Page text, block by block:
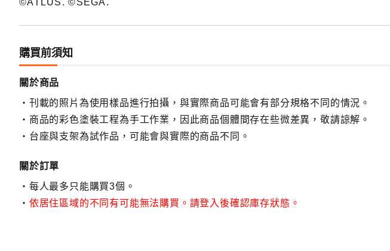
©ATLUS. ©SEGA.
購買前須知
關於商品
刊載的照片為使用樣品進行拍攝，與實際商品可能會有部分規格不同的情況。
商品的彩色塗裝工程為手工作業，因此商品個體間存在些微差異，敬請諒解。
台座與支架為試作品，可能會與實際的商品不同。
關於訂單
每人最多只能購買3個。
依居住區域的不同有可能無法購買。請登入後確認庫存狀態。